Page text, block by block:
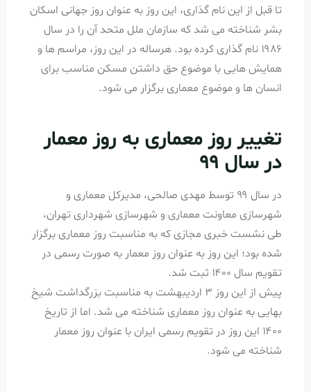
تا قبل از این نام گذاری، این روز به عنوان روز جهانی اسکان
بشر شناخته می شد که سازمان ملل متحد آن را در سال
۱۹۸۶ نام گذاری کرده بود. هرساله در این روز، مراسم ها و
همایش هایی با موضوع حق داشتن مسکن مناسب برای
انسان ها و موضوع معماری برگزار می شود.
تغییر روز معماری به روز معمار
در سال ۹۹
در سال ۹۹ توسط مهدی صالحی، مدیرکل معماری و
شهرسازی معاونت معماری و شهرسازی شهرداری تهران،
طی نشست خبری مجازی که به مناسبت روز معماری برگزار
شده بود؛ این روز به عنوان روز معمار به صورت رسمی در
تقویم سال ۱۴۰۰ ثبت شد.
پیش از این روز ۳ اردیبهشت به مناسبت بزرگداشت شیخ
بهایی به عنوان روز معماری شناخته می شد. اما از تاریخ
۱۴۰۰ این روز در تقویم رسمی ایران با عنوان روز معمار
شناخته می شود.